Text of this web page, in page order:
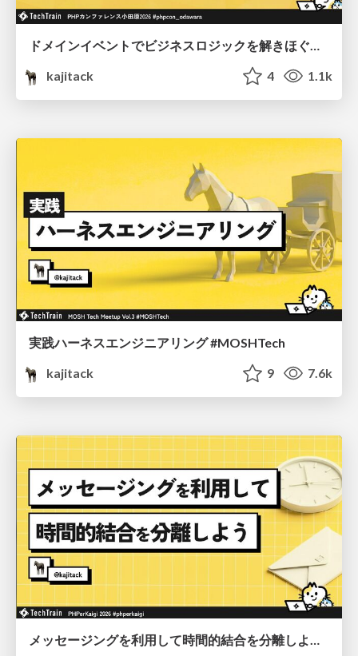
kajitack
4 1.1k
実践ハーネスエンジニアリング #MOSHTech
kajitack
9 7.6k
メッセージングを利用して時間的結合を分離しよう #phperkaigi